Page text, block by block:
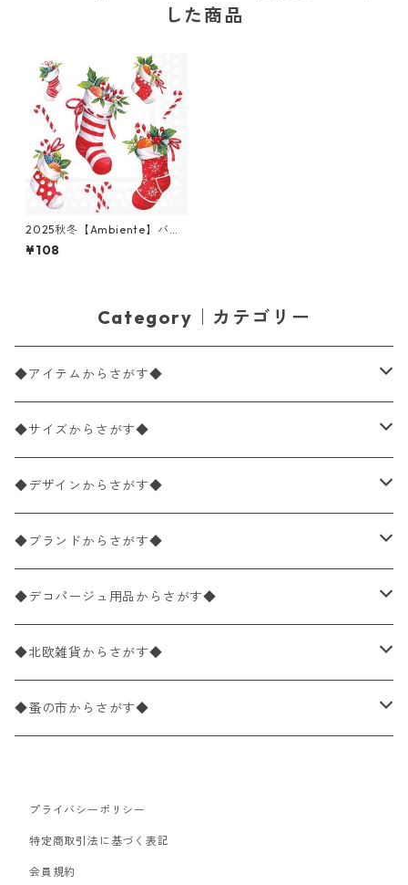
した商品
2025秋冬【Ambiente】バラ
売り2枚 カクテルサイズ ペー
パーナプキン X-Mas stockin
¥108
Category｜カテゴリー
◆アイテムからさがす◆
ペーパーナプキン2枚バラ売り
ペーパーナプキン1枚バラ売り
ペーパーナプキン20枚入りパック
ペーパーナプキン10枚入りパック
ライスペーパー
ペーパーリネンナプキン
ワックスペーパー
デコパージュ用品
◆サイズからさがす◆
33×33cm（ランチサイズ）
バラ売り
パック売り
25×25cm（カクテルサイズ）
バラ売り
パック売り
40×40cm（ディナーサイズ）
バラ売り
パック売り
21×21cm（ポケットサイズ）
バラ売り
33cm（ラウンド）
◆デザインからさがす◆
花柄
植物・グリーン柄
動物・鳥・昆虫・蝶柄
海・魚柄
食べ物・フルーツ・野菜・ドリンク柄
食器・カトラリー柄
◆ブランドからさがす◆
ドイツ製 IHR/イア
ランチサイズ
カクテルサイズ
ドイツ製 Ambiente/アンビエンテ
ランチサイズ
ドイツ製 Paperproducts Design
カクテルサイズ
ランチサイズ
カクテルサイズ
ドイツ製 ti-flair/ティーフレア
ランチサイズ
ドイツ製 PAW/パウ
◆デコパージュ用品からさがす◆
デコパージュ液
デコパージュ下地
デコパージュはさみ
3Dデコパージュ
◆北欧雑貨からさがす◆
シリコンモールド
トレイ
ポスター・カレンダー
◆蚤の市からさがす◆
北欧雑貨
デコパージュ用品
プライバシーポリシー
特定商取引法に基づく表記
会員規約